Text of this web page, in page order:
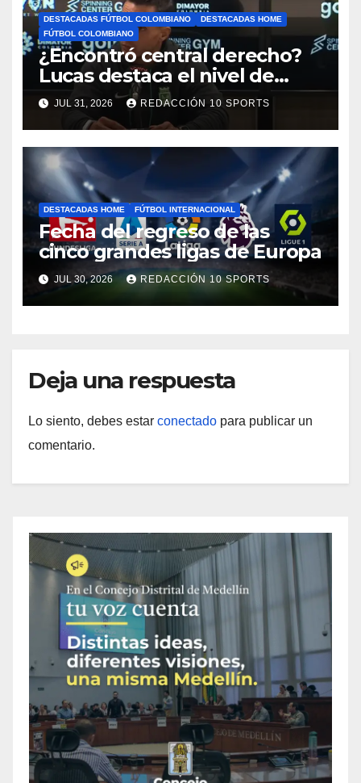
DESTACADAS FÚTBOL COLOMBIANO
DESTACADAS HOME
FÚTBOL COLOMBIANO
¿Encontró central derecho?
Lucas destaca el nivel de
Néider Parra
JUL 31, 2026 REDACCIÓN 10 SPORTS
DESTACADAS HOME FÚTBOL INTERNACIONAL
Fecha del regreso de las
cinco grandes ligas de Europa
JUL 30, 2026 REDACCIÓN 10 SPORTS
Deja una respuesta
Lo siento, debes estar conectado para publicar un
comentario.